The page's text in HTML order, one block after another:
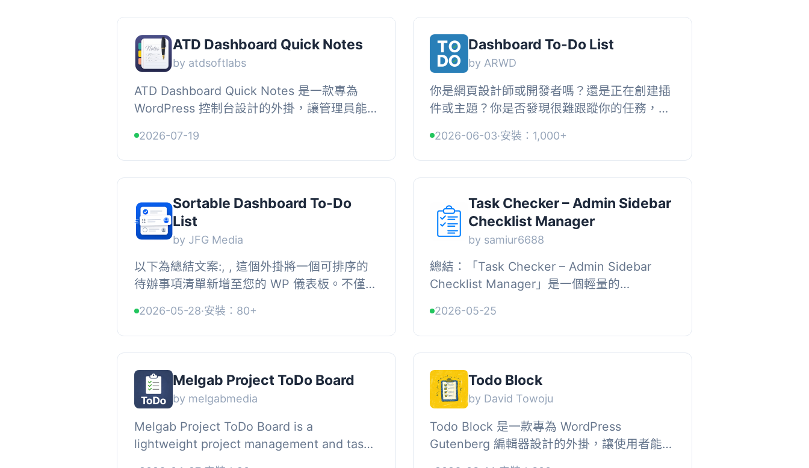
ATD Dashboard Quick Notes
by atdsoftlabs
ATD Dashboard Quick Notes 是一款專為
WordPress 控制台設計的外掛，讓管理員能
工作效率。, , 【主要功能】, • 提...
2026-07-19
Dashboard To-Do List
by ARWD
你是網頁設計師或開發者嗎？還是正在創建插
件或主題？你是否發現很難跟蹤你的任務，或
中添加這個實用工具，從主要...
2026-06-03·安裝：1,000+
Sortable Dashboard To-Do
List
by JFG Media
以下為總結文案:, , 這個外掛將一個可排序的
待辦事項清單新增至您的 WP 儀表板。不僅對
下來使用提供的內容製作問...
2026-05-28·安裝：80+
Task Checker – Admin Sidebar
Checklist Manager
by samiur6688
總結：「Task Checker – Admin Sidebar
Checklist Manager」是一個輕量的
側邊欄內進行清單的創建和管理，幫助你保...
2026-05-25
Melgab Project ToDo Board
by melgabmedia
Melgab Project ToDo Board is a
lightweight project management and task
Todo Block
by David Towoju
Todo Block 是一款專為 WordPress
Gutenberg 編輯器設計的外掛，讓使用者能夠